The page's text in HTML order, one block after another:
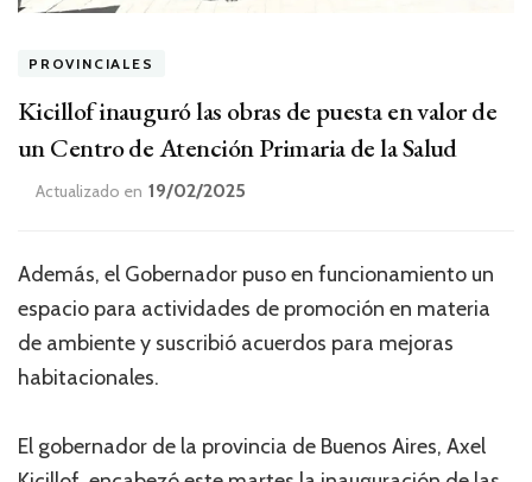
PROVINCIALES
Kicillof inauguró las obras de puesta en valor de
un Centro de Atención Primaria de la Salud
Actualizado en 19/02/2025
Además, el Gobernador puso en funcionamiento un
espacio para actividades de promoción en materia
de ambiente y suscribió acuerdos para mejoras
habitacionales.
El gobernador de la provincia de Buenos Aires, Axel